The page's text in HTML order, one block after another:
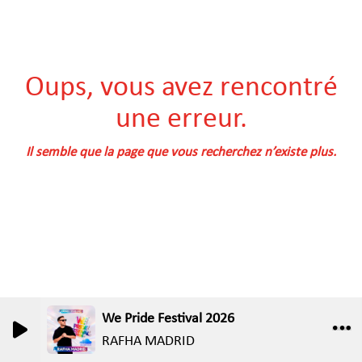
We Pride Festival 2026
RAFHA MADRID
Oups, vous avez rencontré
une erreur.
Il semble que la page que vous recherchez n’existe plus.